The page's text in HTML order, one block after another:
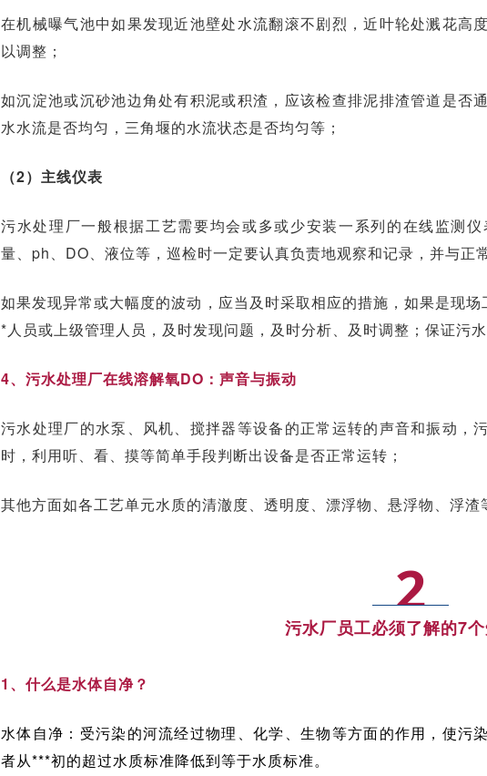
在机械曝气池中如果发现近池壁处水流翻滚不剧烈，近叶轮处溅花高
以调整；
如沉淀池或沉砂池边角处有积泥或积渣，应该检查排泥排渣管道是否
水水流是否均匀，三角堰的水流状态是否均匀等；
（2）主线仪表
污水处理厂一般根据工艺需要均会或多或少安装一系列的在线监测
量、ph、DO、液位等，巡检时一定要认真负责地观察和记录，并与正
如果发现异常或大幅度的波动，应当及时采取相应的措施，如果是现
*人员或上级管理人员，及时发现问题，及时分析、及时调整；保证污
4、污水处理厂在线溶解氧DO： 声音与振动
污水处理厂的水泵、风机、搅拌器等设备的正常运转的声音和振动，
时，利用听、看、摸等简单手段判断出设备是否正常运转；
其他方面如各工艺单元水质的清澈度、透明度、漂浮物、悬浮物、浮渣
2
污水厂员工必须了解的7
1、什么是水体自净？
水体自净：受污染的河流经过物理、化学、生物等方面的作用，使污
者从***初的超过水质标准降低到等于水质标准。